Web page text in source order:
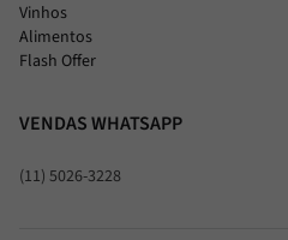
Vinhos
Alimentos
Flash Offer
VENDAS WHATSAPP
(11) 5026-3228